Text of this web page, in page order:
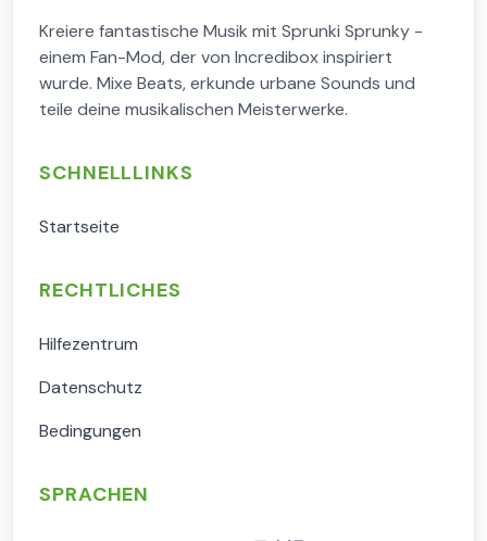
Kreiere fantastische Musik mit Sprunki Sprunky -
einem Fan-Mod, der von Incredibox inspiriert
wurde. Mixe Beats, erkunde urbane Sounds und
teile deine musikalischen Meisterwerke.
SCHNELLLINKS
Startseite
RECHTLICHES
Hilfezentrum
Datenschutz
Bedingungen
SPRACHEN